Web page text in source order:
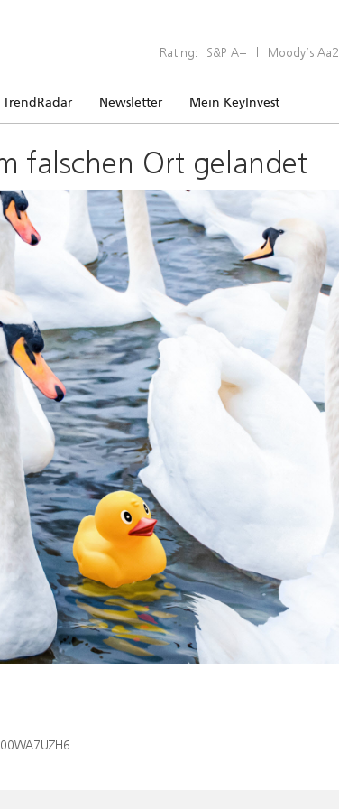
Rating: S&P A+ | Moody’s Aa2
TrendRadar Newsletter Mein KeyInvest
falschen Ort gelandet